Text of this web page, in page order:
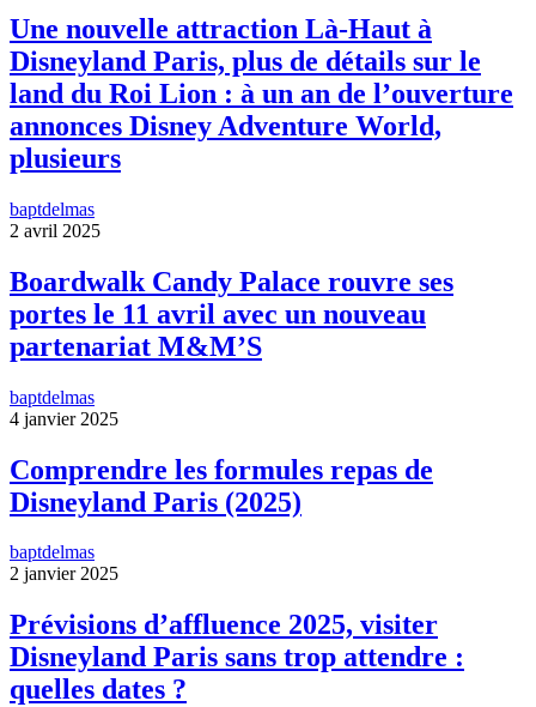
Une nouvelle attraction Là-Haut à
Disneyland Paris, plus de détails sur le
land du Roi Lion : à un an de l’ouverture
annonces Disney Adventure World,
plusieurs
baptdelmas
2 avril 2025
Boardwalk Candy Palace rouvre ses
portes le 11 avril avec un nouveau
partenariat M&M’S
baptdelmas
4 janvier 2025
Comprendre les formules repas de
Disneyland Paris (2025)
baptdelmas
2 janvier 2025
Prévisions d’affluence 2025, visiter
Disneyland Paris sans trop attendre :
quelles dates ?